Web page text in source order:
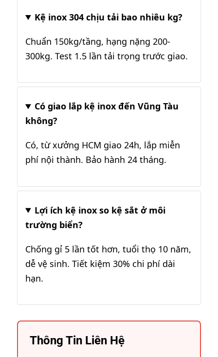
Kệ inox 304 chịu tải bao nhiêu kg?
Chuẩn 150kg/tầng, hạng nặng 200-
300kg. Test 1.5 lần tải trọng trước giao.
Có giao lắp kệ inox đến Vũng Tàu
không?
Có, từ xưởng HCM giao 24h, lắp miễn
phí nội thành. Bảo hành 24 tháng.
Lợi ích kệ inox so kệ sắt ở môi
trường biển?
Chống gỉ 5 lần tốt hơn, tuổi thọ 10 năm,
dễ vệ sinh. Tiết kiệm 30% chi phí dài
hạn.
Thông Tin Liên Hệ